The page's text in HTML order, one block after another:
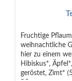
Fruchtige
weihnachtliche
hier zu einem
Hibiskus*,
geröstet, Zimt*